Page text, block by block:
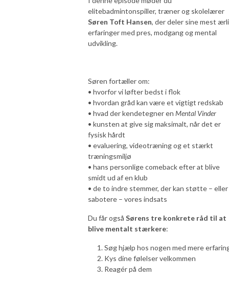
elitebadmintonspiller, træner og skolelærer
Søren Toft Hansen, der deler sine mest
erfaringer med pres, modgang og mental
udvikling.
Søren fortæller om:
• hvorfor vi løfter bedst i flok
• hvordan gråd kan være et vigtigt redskab
• hvad der kendetegner en Mental Vinder
• kunsten at give sig maksimalt, når det er
fysisk hårdt
• evaluering, videotræning og et stærkt
træningsmiljø
• hans personlige comeback efter at blive
smidt ud af en klub
• de to indre stemmer, der kan støtte – eller
sabotere – vores indsats
Du får også Sørens tre konkrete råd til at
blive mentalt stærkere:
Søg hjælp hos nogen med mere
Kys dine følelser velkommen
Reagér på dem